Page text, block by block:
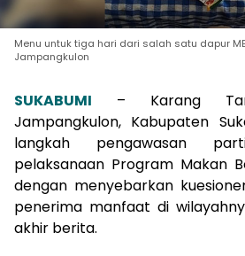
Menu untuk tiga hari dari salah satu dapur
Jampangkulon
SUKABUMI
– Karang
Jampangkulon, Kabupaten
langkah pengawasan
pelaksanaan Program Makan
dengan menyebarkan
penerima manfaat di
akhir berita.